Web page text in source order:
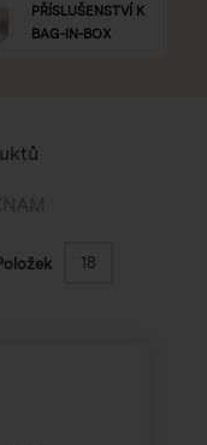
PŘÍSLUŠENSTVÍ K
BAG-IN-BOX
18